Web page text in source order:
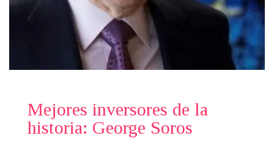
Mejores inversores de la
historia: George Soros